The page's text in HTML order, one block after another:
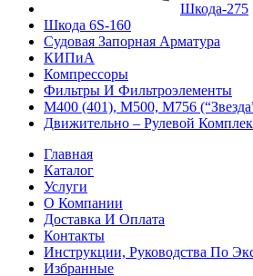
Шкода-275
Шкода 6S-160
Судовая Запорная Арматура
КИПиА
Компрессоры
Фильтры И Фильтроэлементы
М400 (401), М500, М756
Движительно – Рулевой
Главная
Каталог
Услуги
О Компании
Доставка И Оплата
Контакты
Инструкции, Руководства По
Избранные